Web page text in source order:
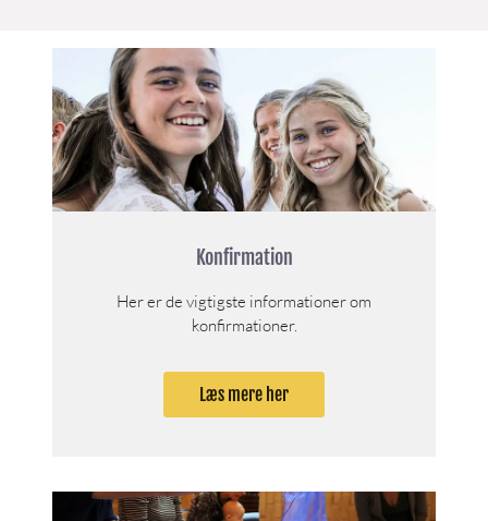
Konfirmation
Her er de vigtigste informationer om
konfirmationer.
Læs mere her